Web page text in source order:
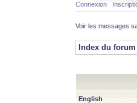
Connexion
Voir les messages
Index du forum
English